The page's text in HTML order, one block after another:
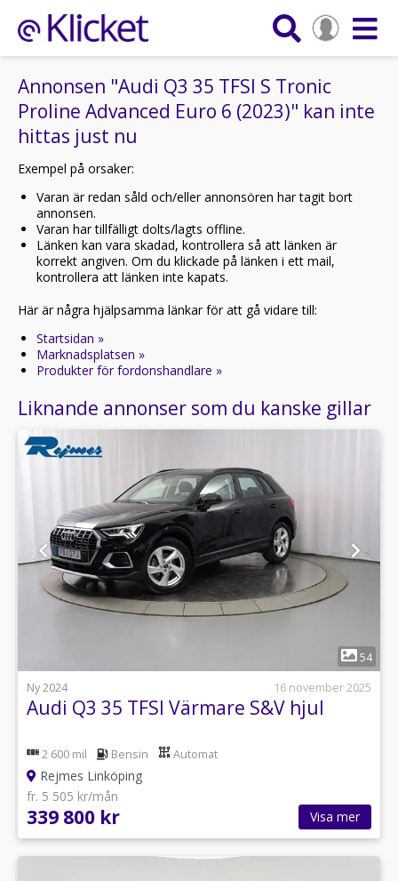
Annonsen "Audi Q3 35 TFSI S Tronic
Proline Advanced Euro 6 (2023)" kan inte
hittas just nu
Exempel på orsaker:
Varan är redan såld och/eller annonsören har tagit bort
annonsen.
Varan har tillfälligt dolts/lagts offline.
Länken kan vara skadad, kontrollera så att länken är
korrekt angiven. Om du klickade på länken i ett mail,
kontrollera att länken inte kapats.
Här är några hjälpsamma länkar för att gå vidare till:
Startsidan »
Marknadsplatsen »
Produkter för fordonshandlare »
Liknande annonser som du kanske gillar
54
Ny 2024
16 november 2025
Audi Q3 35 TFSI Värmare S&V hjul
2 600 mil Bensin Automat
Rejmes Linköping
fr. 5 505 kr/mån
339 800 kr Visa mer